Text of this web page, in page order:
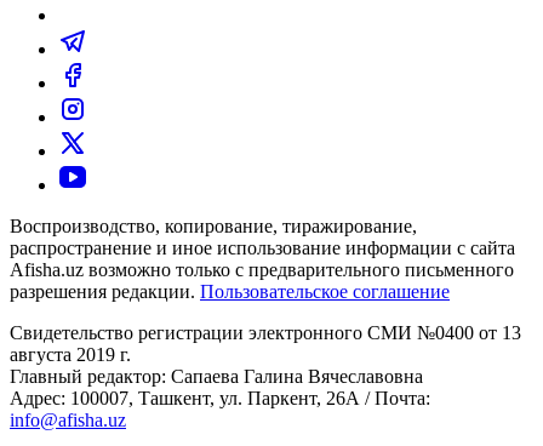
Воспроизводство, копирование, тиражирование,
распространение и иное использование информации с сайта
Afisha.uz возможно только с предварительного письменного
разрешения редакции. Пользовательское соглашение
Свидетельство регистрации электронного СМИ №0400 от 13
августа 2019 г.
Главный редактор: Сапаева Галина Вячеславовна
Адрес: 100007, Ташкент, ул. Паркент, 26А / Почта:
info@afisha.uz